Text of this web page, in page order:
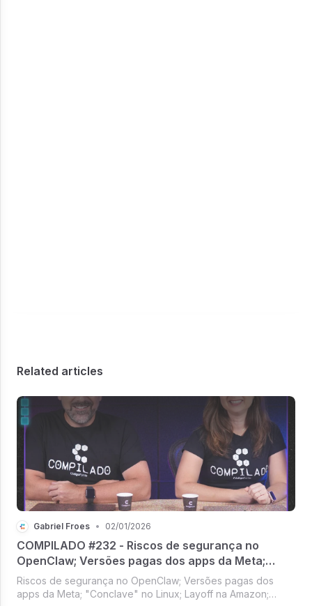
Related articles
Gabriel Froes • 02/01/2026
COMPILADO #232 - Riscos de segurança no
OpenClaw; Versões pagas dos apps da Meta;
"Conclave" no Linux; Layoff na Amazon; Visual do
Aluminum OS
Riscos de segurança no OpenClaw; Versões pagas dos
apps da Meta; "Conclave" no Linux; Layoff na Amazon;